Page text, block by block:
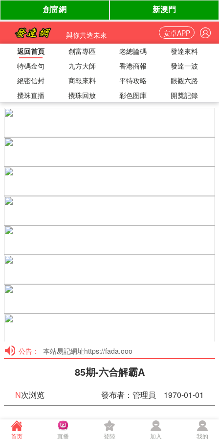
與你共造未來
安卓APP
返回首頁
創富專區 老總論碼
發達來料
特碼金句
九方大師 香港商報
發達一波
絕密信封
商報來料 平特攻略
眼觀六路
攪珠直播
攪珠回放 彩色图庫 開獎記錄
公告： 本站易記網址https://fada.ooo
85期-六合解霸A
N次浏览 發布者：管理員 1970-01-01
85期-六合解霸A
首页 直播 登陸 加入 我的